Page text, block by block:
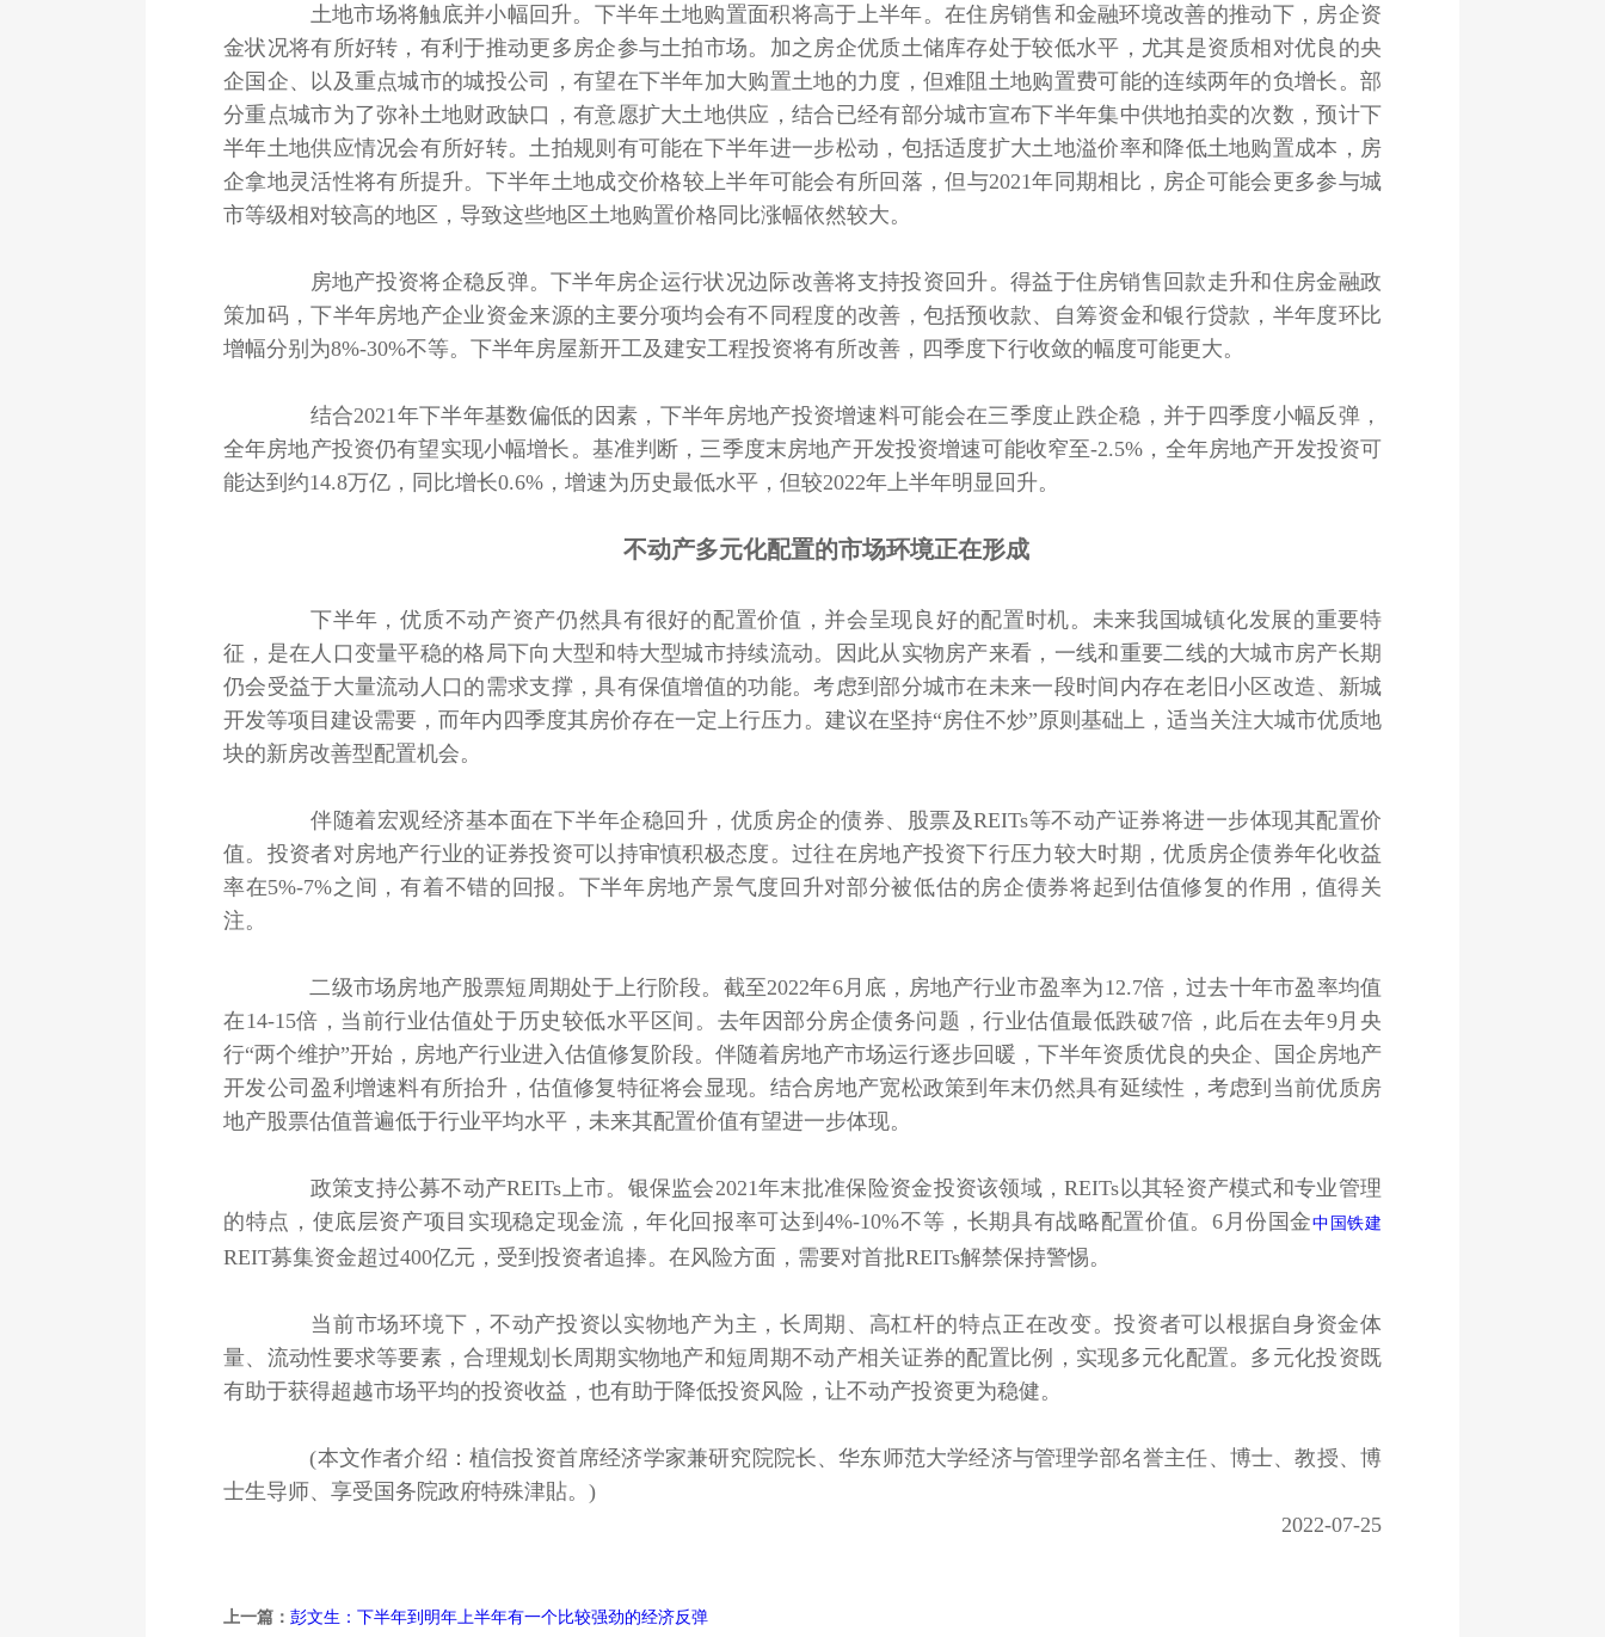
土地市场将触底并小幅回升。下半年土地购置面积将高于上半年。在住房销售和金融环境改善的推动下，房企资
金状况将有所好转，有利于推动更多房企参与土拍市场。加之房企优质土储库存处于较低水平，尤其是资质相对优良的央
企国企、以及重点城市的城投公司，有望在下半年加大购置土地的力度，但难阻土地购置费可能的连续两年的负增长。部
分重点城市为了弥补土地财政缺口，有意愿扩大土地供应，结合已经有部分城市宣布下半年集中供地拍卖的次数，预计下
半年土地供应情况会有所好转。土拍规则有可能在下半年进一步松动，包括适度扩大土地溢价率和降低土地购置成本，房
企拿地灵活性将有所提升。下半年土地成交价格较上半年可能会有所回落，但与2021年同期相比，房企可能会更多参与城
市等级相对较高的地区，导致这些地区土地购置价格同比涨幅依然较大。
房地产投资将企稳反弹。下半年房企运行状况边际改善将支持投资回升。得益于住房销售回款走升和住房金融政
策加码，下半年房地产企业资金来源的主要分项均会有不同程度的改善，包括预收款、自筹资金和银行贷款，半年度环比
增幅分别为8%-30%不等。下半年房屋新开工及建安工程投资将有所改善，四季度下行收敛的幅度可能更大。
结合2021年下半年基数偏低的因素，下半年房地产投资增速料可能会在三季度止跌企稳，并于四季度小幅反弹，
全年房地产投资仍有望实现小幅增长。基准判断，三季度末房地产开发投资增速可能收窄至-2.5%，全年房地产开发投资可
能达到约14.8万亿，同比增长0.6%，增速为历史最低水平，但较2022年上半年明显回升。
不动产多元化配置的市场环境正在形成
下半年，优质不动产资产仍然具有很好的配置价值，并会呈现良好的配置时机。未来我国城镇化发展的重要特
征，是在人口变量平稳的格局下向大型和特大型城市持续流动。因此从实物房产来看，一线和重要二线的大城市房产长期
仍会受益于大量流动人口的需求支撑，具有保值增值的功能。考虑到部分城市在未来一段时间内存在老旧小区改造、新城
开发等项目建设需要，而年内四季度其房价存在一定上行压力。建议在坚持“房住不炒”原则基础上，适当关注大城市优质地
块的新房改善型配置机会。
伴随着宏观经济基本面在下半年企稳回升，优质房企的债券、股票及REITs等不动产证券将进一步体现其配置价
值。投资者对房地产行业的证券投资可以持审慎积极态度。过往在房地产投资下行压力较大时期，优质房企债券年化收益
率在5%-7%之间，有着不错的回报。下半年房地产景气度回升对部分被低估的房企债券将起到估值修复的作用，值得关
注。
二级市场房地产股票短周期处于上行阶段。截至2022年6月底，房地产行业市盈率为12.7倍，过去十年市盈率均值
在14-15倍，当前行业估值处于历史较低水平区间。去年因部分房企债务问题，行业估值最低跌破7倍，此后在去年9月央
行“两个维护”开始，房地产行业进入估值修复阶段。伴随着房地产市场运行逐步回暖，下半年资质优良的央企、国企房地产
开发公司盈利增速料有所抬升，估值修复特征将会显现。结合房地产宽松政策到年末仍然具有延续性，考虑到当前优质房
地产股票估值普遍低于行业平均水平，未来其配置价值有望进一步体现。
政策支持公募不动产REITs上市。银保监会2021年末批准保险资金投资该领域，REITs以其轻资产模式和专业管理
的特点，使底层资产项目实现稳定现金流，年化回报率可达到4%-10%不等，长期具有战略配置价值。6月份国金中国铁建
REIT募集资金超过400亿元，受到投资者追捧。在风险方面，需要对首批REITs解禁保持警惕。
当前市场环境下，不动产投资以实物地产为主，长周期、高杠杆的特点正在改变。投资者可以根据自身资金体
量、流动性要求等要素，合理规划长周期实物地产和短周期不动产相关证券的配置比例，实现多元化配置。多元化投资既
有助于获得超越市场平均的投资收益，也有助于降低投资风险，让不动产投资更为稳健。
(本文作者介绍：植信投资首席经济学家兼研究院院长、华东师范大学经济与管理学部名誉主任、博士、教授、博
士生导师、享受国务院政府特殊津貼。)
2022-07-25
上一篇： 彭文生：下半年到明年上半年有一个比较强劲的经济反弹